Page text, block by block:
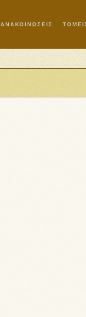
ΑΝΑΚΟΙΝΩΣΕΙΣ